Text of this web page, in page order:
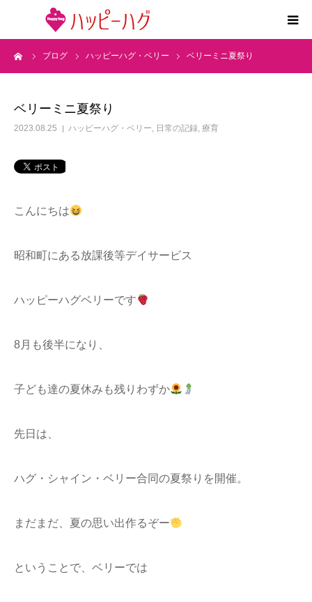
ブログ ハッピーハグ・ベリー ベリーミニ夏祭り
ベリーミニ夏祭り
2023.08.25 ハッピーハグ・ベリー, 日常の記録, 療育
こんにちは
昭和町にある放課後等デイサービス
ハッピーハグベリーです
8月も後半になり、
子ども達の夏休みも残りわずか
先日は、
ハグ・シャイン・ベリー合同の夏祭りを開催。
まだまだ、夏の思い出作るぞー
ということで、ベリーでは
2つの特徴
求人情報
運営会社